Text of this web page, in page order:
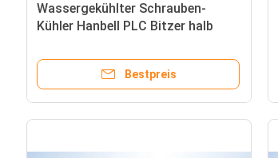
Wassergekühlter Schrauben-
Kühler Hanbell PLC Bitzer halb
Bestpreis